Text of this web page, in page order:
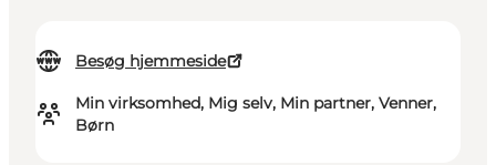
Besøg hjemmeside
Min virksomhed, Mig selv, Min partner, Venner,
Børn